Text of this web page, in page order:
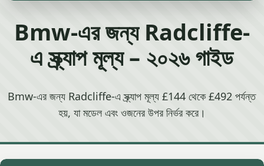
Bmw-এর জন্য Radcliffe-
এ স্ক্র্যাপ মূল্য – ২০২৬ গাইড
Bmw-এর জন্য Radcliffe-এ স্ক্র্যাপ মূল্য £144 থেকে £492 পর্যন্ত
হয়, যা মডেল এবং ওজনের উপর নির্ভর করে।